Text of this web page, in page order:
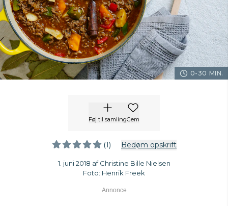
0-30 MIN.
Føj til samlingGem
(1) Bedøm opskrift
1. juni 2018 af Christine Bille Nielsen
Foto: Henrik Freek